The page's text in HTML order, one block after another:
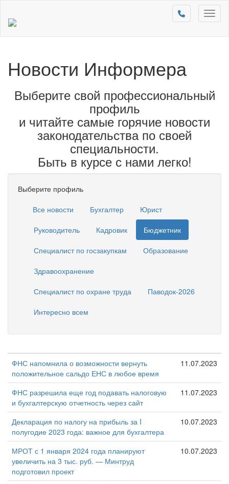
Новости Информера
Выберите свой профессиональный
профиль
и читайте самые горячие новости
законодательства по своей
специальности.
Быть в курсе с нами легко!
Выберите профиль
Все новости
Бухгалтер
Юрист
Руководитель
Кадровик
Бюджетник
Специалист по госзакупкам
Образование
Здравоохранение
Специалист по охране труда
Паводок-2026
Интересно всем
ФНС напомнила о возможности вернуть
положительное сальдо ЕНС в любое время
11.07.2023
ФНС разрешила еще год подавать налоговую
и бухгалтерскую отчетность через сайт
11.07.2023
Декларация по налогу на прибыль за I
полугодие 2023 года: важное для бухгалтера
10.07.2023
МРОТ с 1 января 2024 года планируют
увеличить на 3 тыс. руб. — Минтруд
подготовил проект
10.07.2023